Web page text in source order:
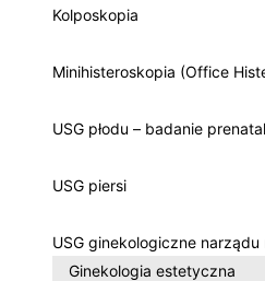
Kolposkopia
Minihisteroskopia (Office
USG płodu – badanie
USG piersi
USG ginekologiczne narządu
Ginekologia estetyczna